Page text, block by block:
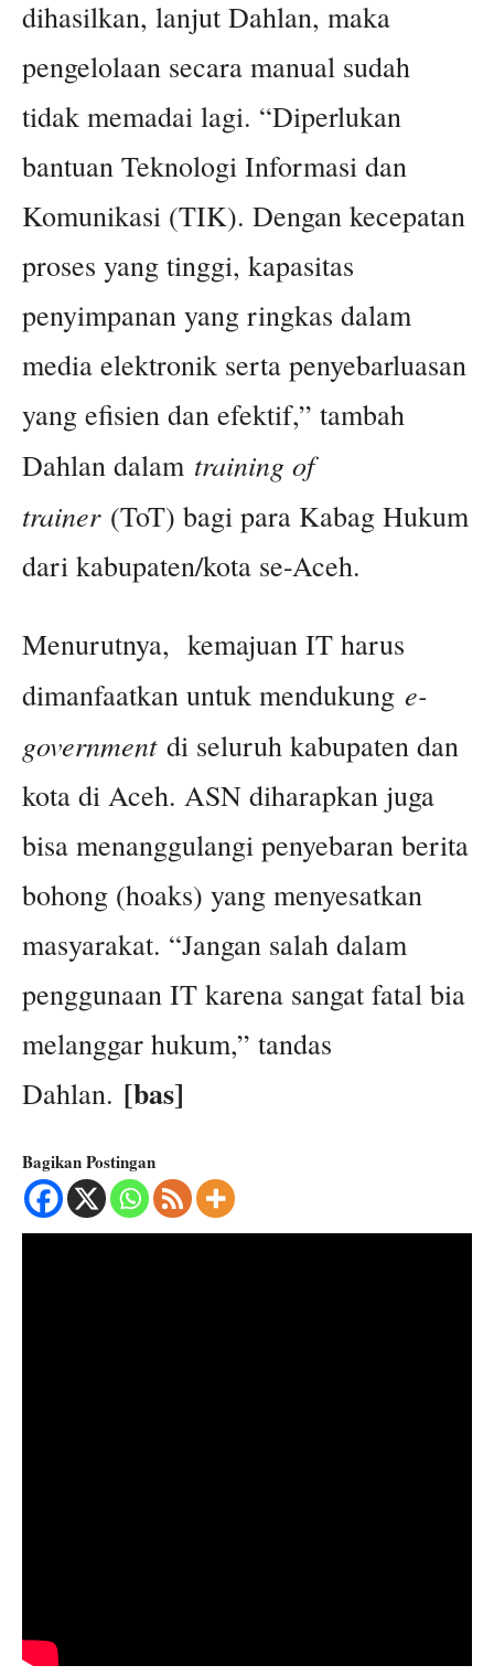
dihasilkan, lanjut Dahlan, maka
pengelolaan secara manual sudah
tidak memadai lagi. “Diperlukan
bantuan Teknologi Informasi dan
Komunikasi (TIK). Dengan kecepatan
proses yang tinggi, kapasitas
penyimpanan yang ringkas dalam
media elektronik serta penyebarluasan
yang efisien dan efektif,” tambah
Dahlan dalam training of
trainer(ToT) bagi para Kabag Hukum
dari kabupaten/kota se-Aceh.
Menurutnya, kemajuan IT harus
dimanfaatkan untuk mendukung e-
governmentdi seluruh kabupaten dan
kota di Aceh. ASN diharapkan juga
bisa menanggulangi penyebaran berita
bohong (hoaks) yang menyesatkan
masyarakat. “Jangan salah dalam
penggunaan IT karena sangat fatal bia
melanggar hukum,” tandas
Dahlan. [bas]
Bagikan Postingan